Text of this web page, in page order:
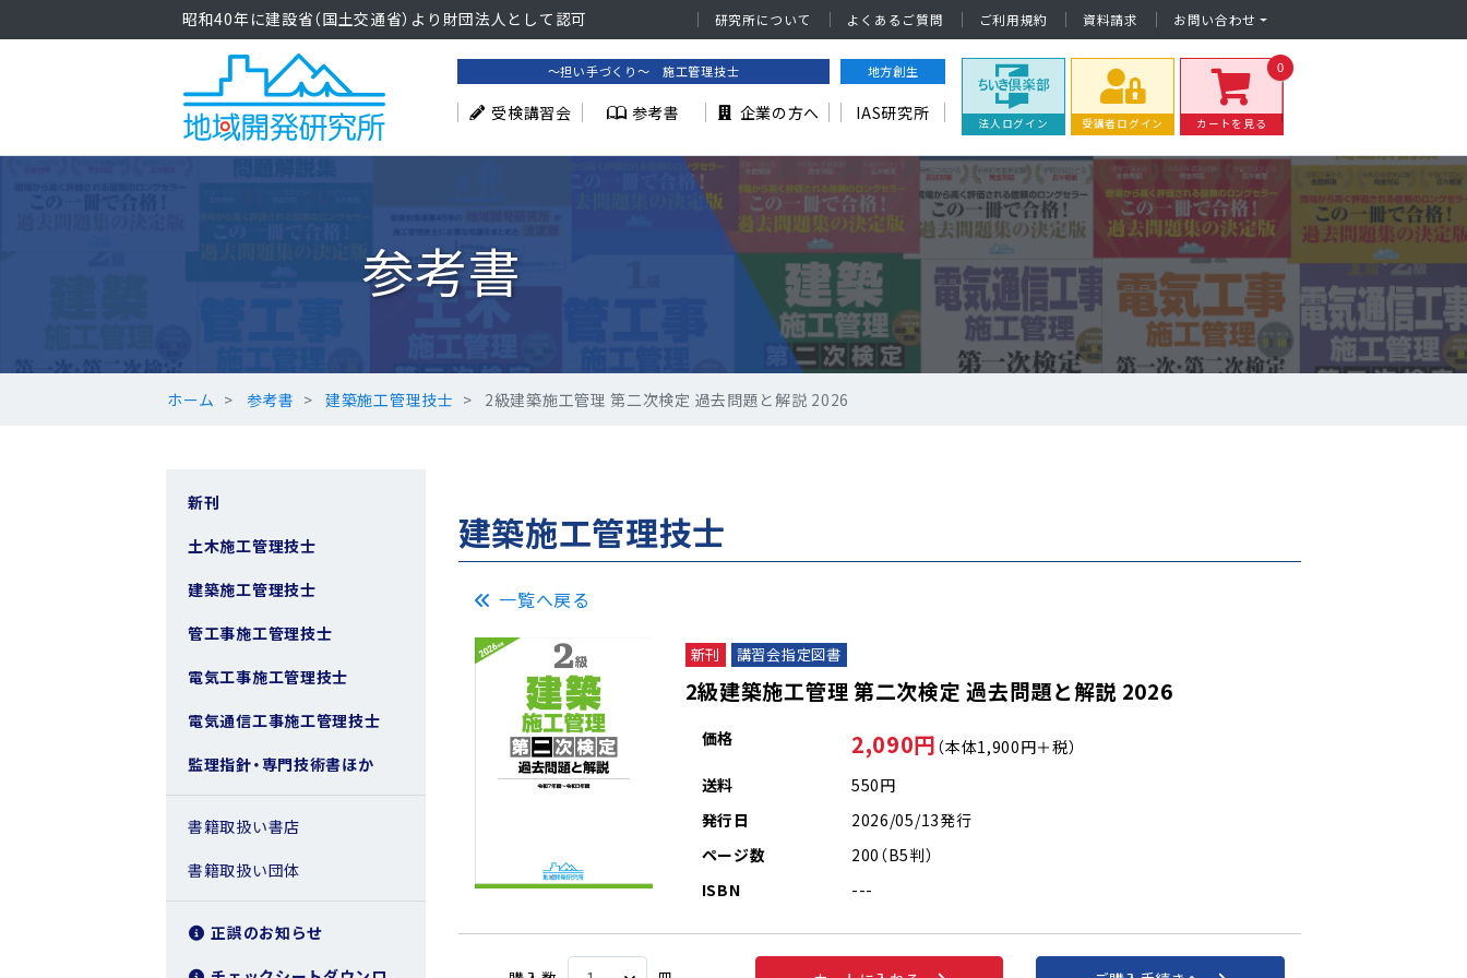
昭和40年に建設省（国土交通省）より財団法人として認可 研究所について よくあるご質問 ご利用規約 資料請求 お問い合わせ
～担い手づくり～ 施工管理技士
受検講習会 参考書 企業の方へ
地方創生
IAS研究所 法人ログイン 受講者ログイン カートを見る
0
参考書
ホーム 参考書 建築施工管理技士 2級建築施工管理 第二次検定 過去問題と解説 2026
建築施工管理技士
一覧へ戻る
新刊 講習会指定図書
2級建築施工管理 第二次検定 過去問題と解説 2026
価格 2,090円 （本体1,900円＋税）
送料
550円
発行日
2026/05/13発行
ページ数
200（B5判）
ISBN
---
新刊
土木施工管理技士
建築施工管理技士
管工事施工管理技士
電気工事施工管理技士
電気通信工事施工管理技士
監理指針・専門技術書ほか
書籍取扱い書店
書籍取扱い団体
正誤のお知らせ